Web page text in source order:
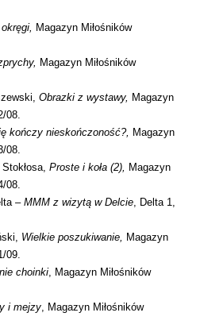
Magazyn Miłośników
Magazyn Miłośników
Obrazki z wystawy, Magazyn
08.
kończy nieskończoność?, Magazyn
08.
Proste i koła (2), Magazyn
08.
– MMM z wizytą w Delcie, Delta 1,
Wielkie poszukiwanie, Magazyn
09.
choinki, Magazyn Miłośników
i mejzy, Magazyn Miłośników